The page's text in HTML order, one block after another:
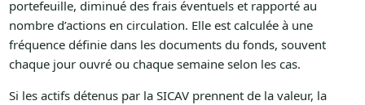
portefeuille, diminué des frais éventuels et rapporté au
nombre d’actions en circulation. Elle est calculée à une
fréquence définie dans les documents du fonds, souvent
chaque jour ouvré ou chaque semaine selon les cas.
Si les actifs détenus par la SICAV prennent de la valeur, la